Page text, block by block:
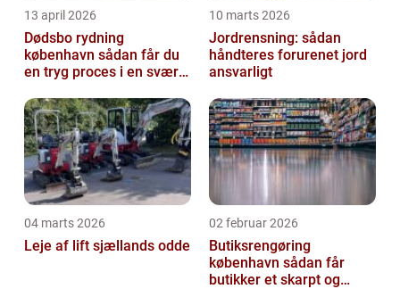
13 april 2026
Dødsbo rydning
københavn sådan får du
en tryg proces i en svær
10 marts 2026
Jordrensning: sådan
håndteres forurenet jord
ansvarligt
04 marts 2026
Leje af lift sjællands odde
02 februar 2026
Butiksrengøring
københavn sådan får
butikker et skarpt og